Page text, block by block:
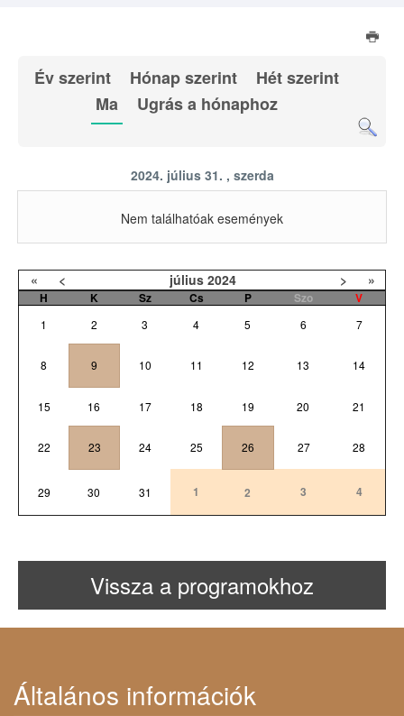
Év szerint Hónap szerint
Hét szerint
Ma
Ugrás a hónaphoz
2024. július 31. , szerda
Nem találhatóak események
« < július 2024 > »
H K Sz Cs P Szo V
1 2 3 4 5 6 7
8 9 10 11 12 13 14
15 16 17 18 19 20 21
22 23 24 25 26 27 28
29 30 31 1 2 3 4
Vissza a programokhoz
Általános információk